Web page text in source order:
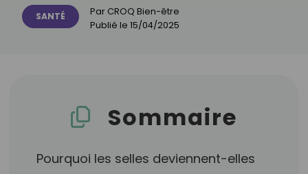
SANTÉ Par CROQ Bien-être
Publié le 15/04/2025
Sommaire
Pourquoi les selles deviennent-elles